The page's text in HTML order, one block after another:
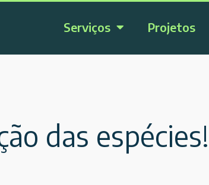
Serviços Projetos
das espécies!